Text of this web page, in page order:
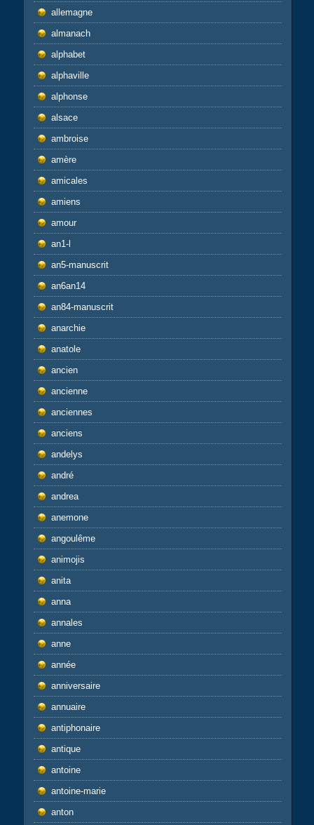
allemagne
almanach
alphabet
alphaville
alphonse
alsace
ambroise
amère
amicales
amiens
amour
an1-l
an5-manuscrit
an6an14
an84-manuscrit
anarchie
anatole
ancien
ancienne
anciennes
anciens
andelys
andré
andrea
anemone
angoulême
animojis
anita
anna
annales
anne
année
anniversaire
annuaire
antiphonaire
antique
antoine
antoine-marie
anton